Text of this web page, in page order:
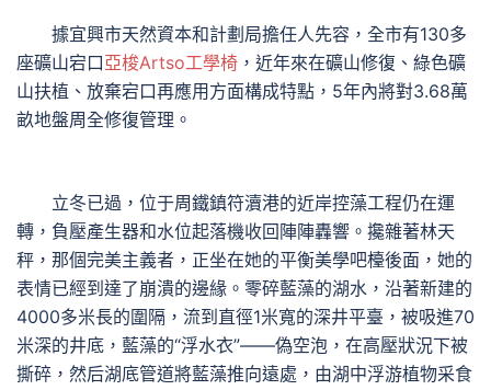
據宜興市天然資本和計劃局擔任人先容，全市有130多
座礦山宕口亞梭Artso工學椅 ，近年來在礦山修復、綠色礦
山扶植、放棄宕口再應用方面構成特點，5年內將對3.68萬
畝地盤周全修復管理。
立冬已過，位于周鐵鎮符瀆港的近岸控藻工程仍在運
轉，負壓產生器和水位起落機收回陣陣轟響。攙雜著林天
秤，那個完美主義者，正坐在她的平衡美學吧檯後面，她的
表情已經到達了崩潰的邊緣。零碎藍藻的湖水，沿著新建的
4000多米長的圍隔，流到直徑1米寬的深井平臺，被吸進70
米深的井底，藍藻的“浮水衣”——偽空泡，在高壓狀況下被
撕碎，然后湖底管道將藍藻推向遠處，由湖中浮游植物采食